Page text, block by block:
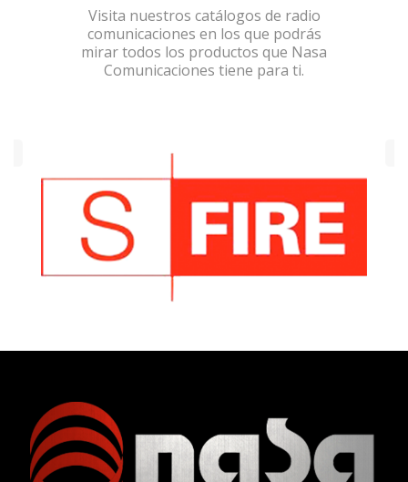
Visita nuestros catálogos de radio
comunicaciones en los que podrás
mirar todos los productos que Nasa
Comunicaciones tiene para ti.